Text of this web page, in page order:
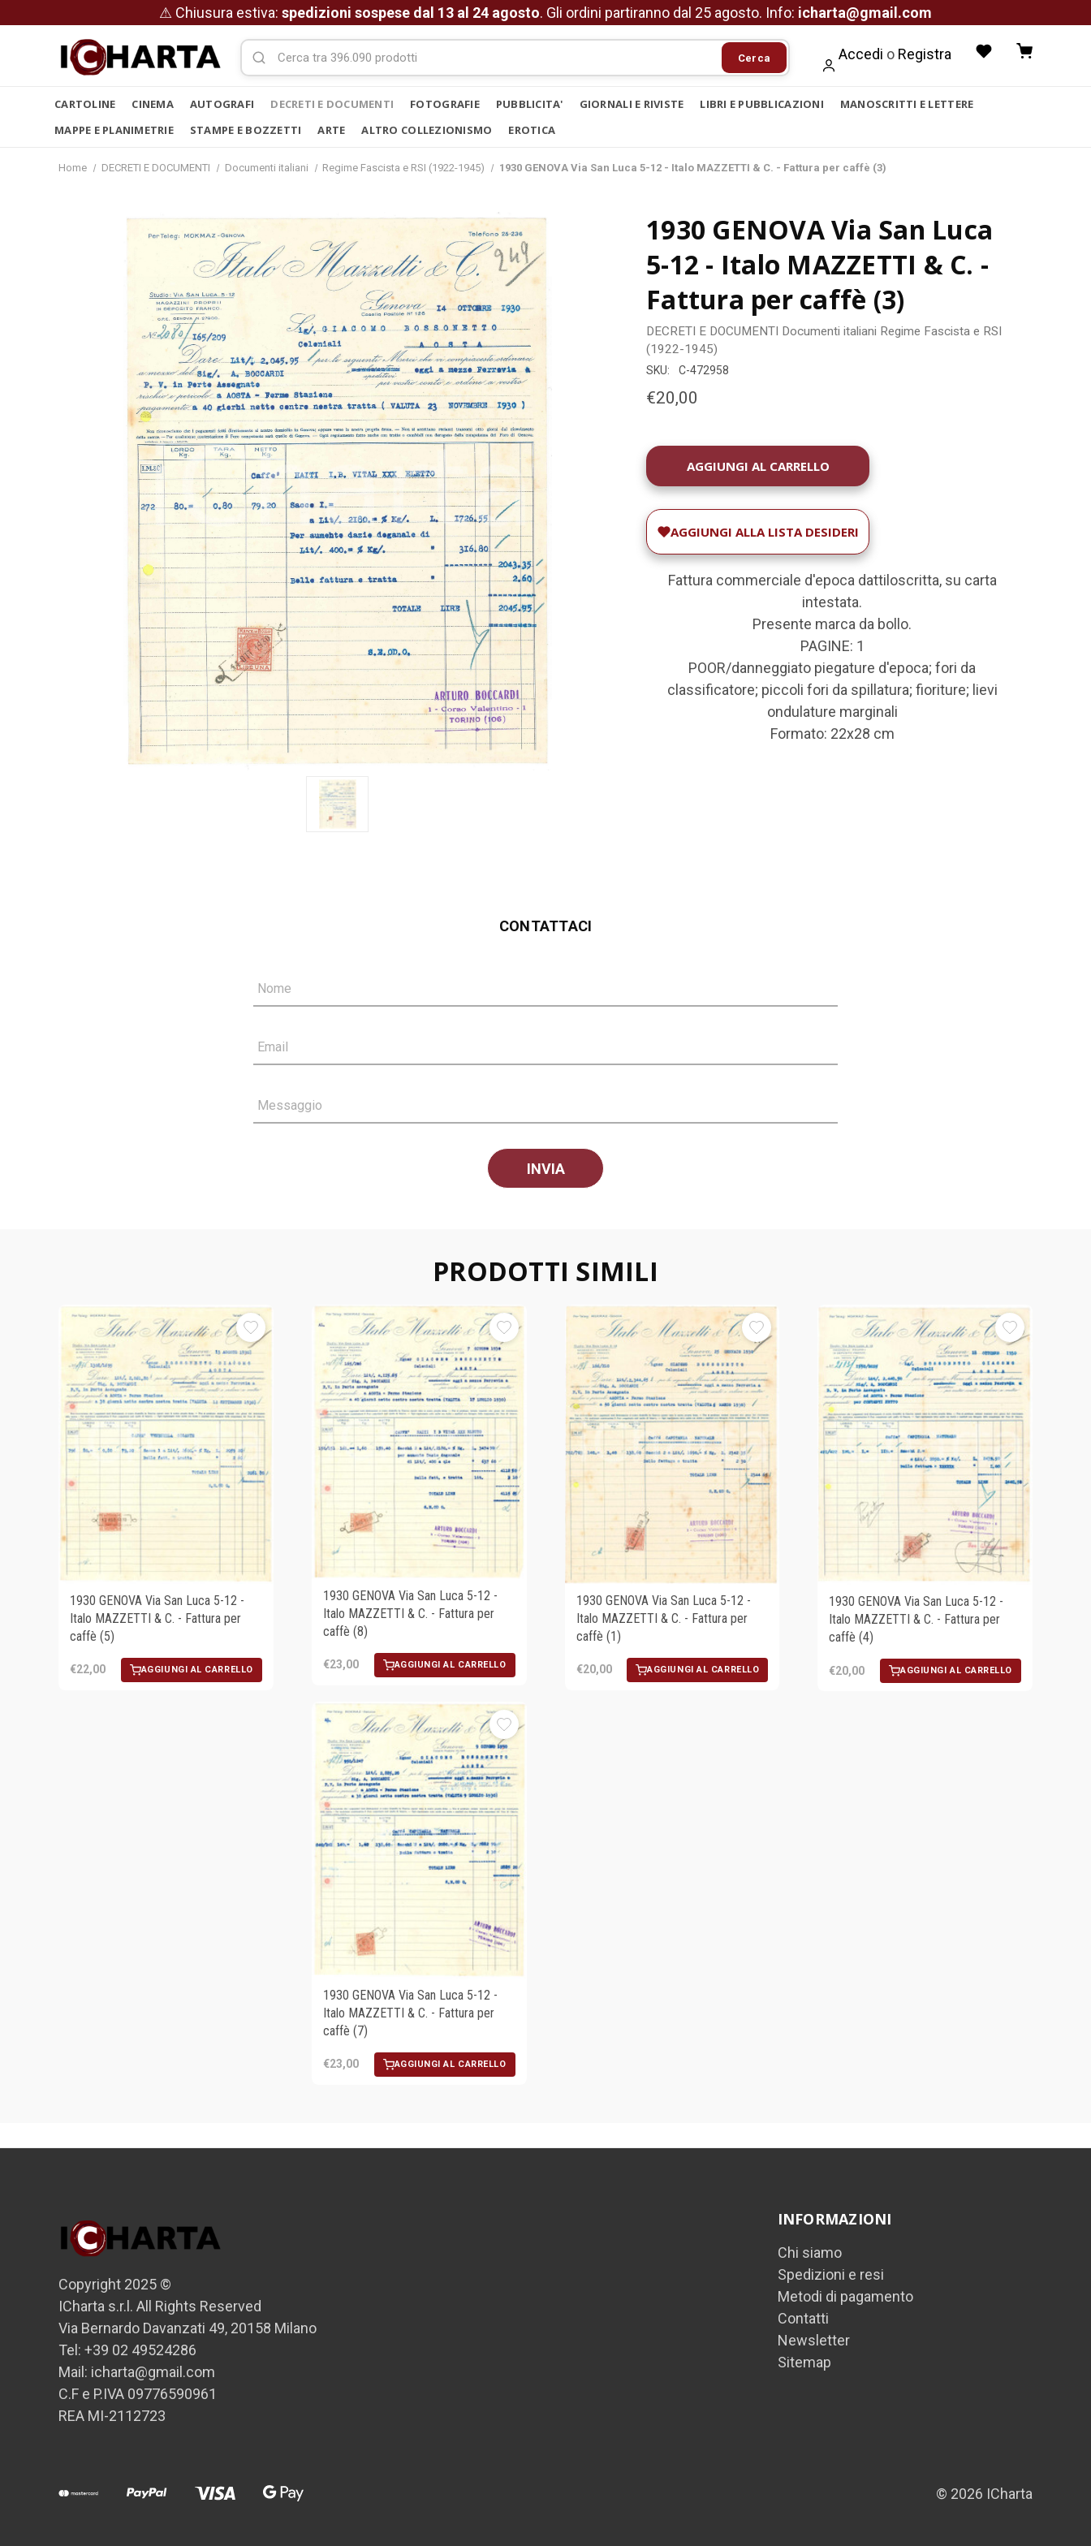
⚠ Chiusura estiva: spedizioni sospese dal 13 al 24 agosto. Gli ordini partiranno dal 25 agosto. Info: icharta@gmail.com
Cerca Accedi o Registra
CARTOLINE CINEMA AUTOGRAFI DECRETI E DOCUMENTI FOTOGRAFIE PUBBLICITA' GIORNALI E RIVISTE LIBRI E PUBBLICAZIONI
MANOSCRITTI E LETTERE
MAPPE E PLANIMETRIE
STAMPE E BOZZETTI ARTE ALTRO COLLEZIONISMO EROTICA
Home DECRETI E DOCUMENTI Documenti italiani Regime Fascista e RSI (1922-1945) 1930 GENOVA Via San Luca 5-12 - Italo MAZZETTI & C. - Fattura per caffè (3)
1930 GENOVA Via San Luca
5-12 - Italo MAZZETTI & C. -
Fattura per caffè (3)
DECRETI E DOCUMENTI Documenti italiani Regime Fascista e RSI
(1922-1945)
SKU: C-472958
€20,00
DISPONIBILITÀ
ATTUALE:
AGGIUNGI ALLA LISTA DESIDERI
Fattura commerciale d'epoca dattiloscritta, su carta
intestata.
Presente marca da bollo.
PAGINE: 1
POOR/danneggiato piegature d'epoca; fori da
classificatore; piccoli fori da spillatura; fioriture; lievi
ondulature marginali
Formato: 22x28 cm
CONTATTACI
Nome
Email
Messaggio
PRODOTTI SIMILI
1930 GENOVA Via San Luca 5-12 -
Italo MAZZETTI & C. - Fattura per
caffè (5)
€22,00 AGGIUNGI AL CARRELLO
1930 GENOVA Via San Luca 5-12 -
Italo MAZZETTI & C. - Fattura per
caffè (8)
€23,00 AGGIUNGI AL CARRELLO
1930 GENOVA Via San Luca 5-12 -
Italo MAZZETTI & C. - Fattura per
caffè (1)
€20,00 AGGIUNGI AL CARRELLO
1930 GENOVA Via San Luca 5-12 -
Italo MAZZETTI & C. - Fattura per
caffè (4)
€20,00 AGGIUNGI AL CARRELLO
1930 GENOVA Via San Luca 5-12 -
Italo MAZZETTI & C. - Fattura per
caffè (7)
€23,00 AGGIUNGI AL CARRELLO
Copyright 2025 ©
ICharta s.r.l. All Rights Reserved
Via Bernardo Davanzati 49, 20158 Milano
Tel: +39 02 49524286
Mail: icharta@gmail.com
C.F e P.IVA 09776590961
REA MI-2112723
INFORMAZIONI
Chi siamo
Spedizioni e resi
Metodi di pagamento
Contatti
Newsletter
Sitemap
© 2026 ICharta